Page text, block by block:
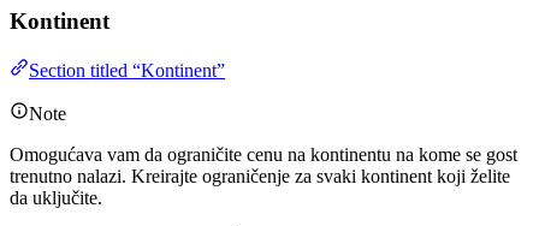
Kontinent
Section titled “Kontinent”
Note
Omogućava vam da ograničite cenu na kontinentu na kome se gost
trenutno nalazi. Kreirajte ograničenje za svaki kontinent koji želite
da uključite.